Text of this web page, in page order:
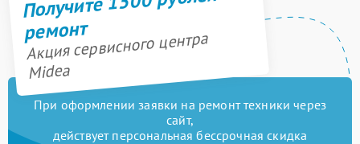
ремонт
Акция сервисного центра
Midea
При оформлении заявки на ремонт техники через
сайт,
действует персональная бессрочная скидка